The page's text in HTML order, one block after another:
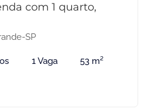
com 1 quarto,
SP
1 Vaga 53 m²